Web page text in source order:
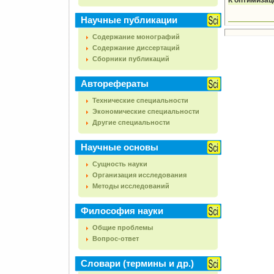
Научные публикации
Содержание монографий
Содержание диссертаций
Сборники публикаций
Авторефераты
Технические специальности
Экономические специальности
Другие специальности
Научные основы
Сущность науки
Организация исследования
Методы исследований
Философия науки
Общие проблемы
Вопрос-ответ
Словари (термины и др.)